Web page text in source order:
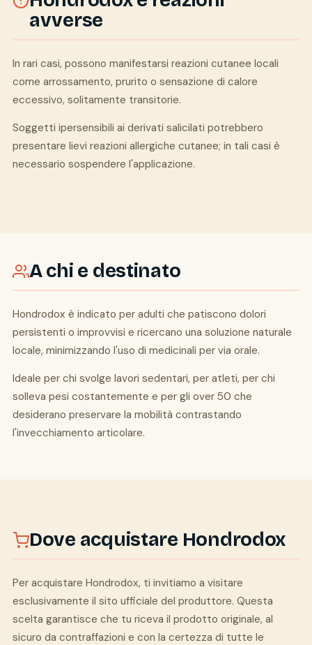
avverse
In rari casi, possono manifestarsi reazioni cutanee locali
come arrossamento, prurito o sensazione di calore
eccessivo, solitamente transitorie.
Soggetti ipersensibili ai derivati salicilati potrebbero
presentare lievi reazioni allergiche cutanee; in tali casi è
necessario sospendere l'applicazione.
A chi e destinato
Hondrodox è indicato per adulti che patiscono dolori
persistenti o improvvisi e ricercano una soluzione naturale
locale, minimizzando l'uso di medicinali per via orale.
Ideale per chi svolge lavori sedentari, per atleti, per chi
solleva pesi costantemente e per gli over 50 che
desiderano preservare la mobilità contrastando
l'invecchiamento articolare.
Dove acquistare Hondrodox
Per acquistare Hondrodox, ti invitiamo a visitare
esclusivamente il sito ufficiale del produttore. Questa
scelta garantisce che tu riceva il prodotto originale, al
sicuro da contraffazioni e con la certezza di tutte le